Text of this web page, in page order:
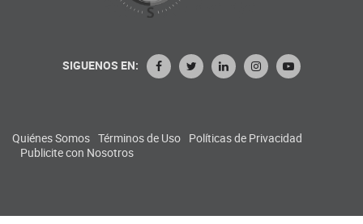
SIGUENOS EN:
Quiénes Somos Términos de Uso Políticas de Privacidad
Publicite con Nosotros